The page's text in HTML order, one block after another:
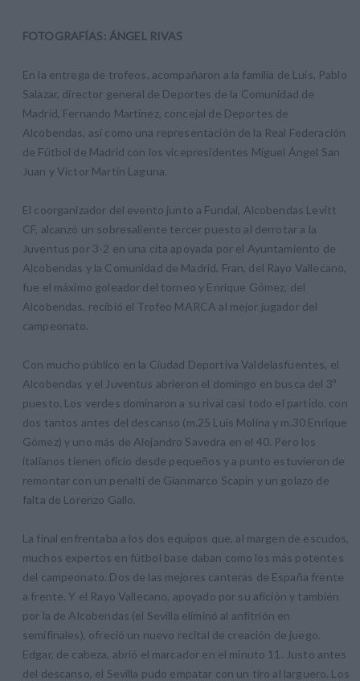
FOTOGRAFÍAS: ÁNGEL RIVAS
En la entrega de trofeos, acompañaron a la familia de Luis, Pablo
Salazar, director general de Deportes de la Comunidad de
Madrid, Fernando Martínez, concejal de Deportes de
Alcobendas, así como una representación de la Real Federación
de Fútbol de Madrid con los vicepresidentes Miguel Ángel San
Juan y Víctor Martín Laguna.
El coorganizador del evento junto a Fundal, Alcobendas Levitt
CF, alcanzó un sobresaliente tercer puesto al derrotar a la
Juventus por 3-2 en una cita apoyada por el Ayuntamiento de
Alcobendas y la Comunidad de Madrid. Fran, del Rayo Vallecano,
fue el máximo goleador del torneo y Enrique Gómez, del
Alcobendas, recibió el Trofeo MARCA al mejor jugador del
campeonato.
Con mucho público en la Ciudad Deportiva Valdelasfuentes, el
Alcobendas y el Juventus abrieron el domingo en busca del 3º
puesto. Los verdes dominaron a su rival casi todo el partido, con
dos tantos antes del descanso (m.25 Luis Molina y m.30 Enrique
Gómez) y uno más de Alejandro Savedra en el 40. Pero los
italianos tienen oficio desde pequeños y a punto estuvieron de
remontar con un penalti de Gianmarco Scapin y un golazo de
falta de Lorenzo Gallo.
La final enfrentaba a los dos equipos que, al margen de escudos,
muchos expertos en fútbol base daban como los más potentes
del campeonato. Dos de las mejores canteras de España frente
a frente. Y el Rayo Vallecano, apoyado por su afición y también
por la de Alcobendas (el Sevilla eliminó al anfitrión en
semifinales), ofreció un nuevo recital de creación de juego.
Edgar, de cabeza, abrió el marcador en el minuto 11. Justo antes
del descanso, el Sevilla pudo empatar con un tiro al larguero. Los